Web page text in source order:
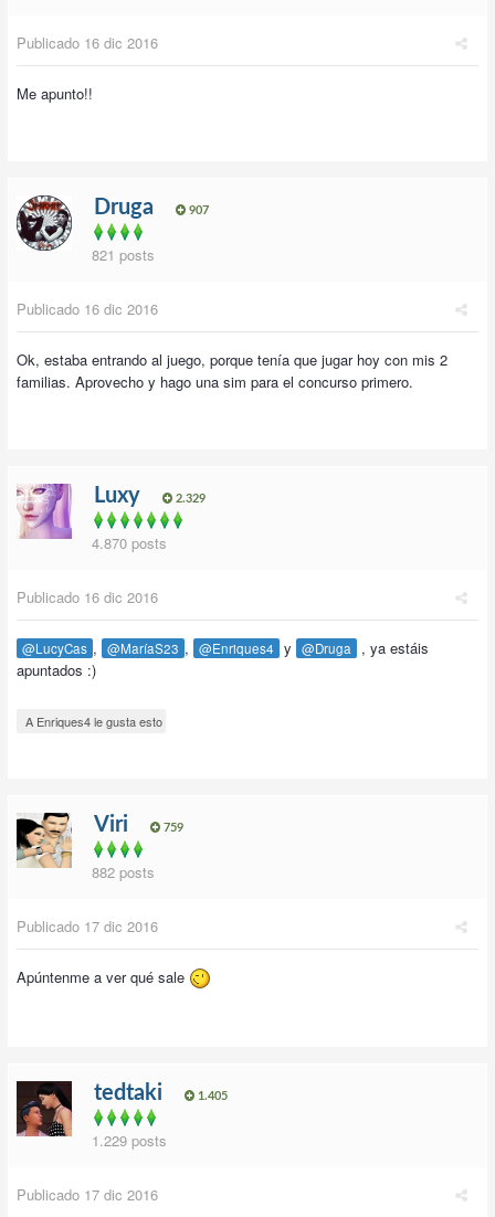
Publicado 16 dic 2016
Me apunto!!
Druga 907
821 posts
Publicado 16 dic 2016
Ok, estaba entrando al juego, porque tenía que jugar hoy con mis 2
familias. Aprovecho y hago una sim para el concurso primero.
Luxy 2.329
4.870 posts
Publicado 16 dic 2016
@LucyCas , @MaríaS23 , @Enriques4 y @Druga
, ya estáis
apuntados :)
A Enriques4 le gusta esto
Viri 759
882 posts
Publicado 17 dic 2016
Apúntenme a ver qué sale
tedtaki 1.405
1.229 posts
Publicado 17 dic 2016